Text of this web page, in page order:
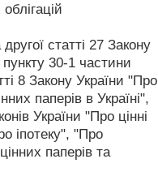
статті 27 Закону
пункту 30-1 частини
8 Закону України "Про
паперів в Україні",
України "Про цінні
іпотеку", "Про
паперів та